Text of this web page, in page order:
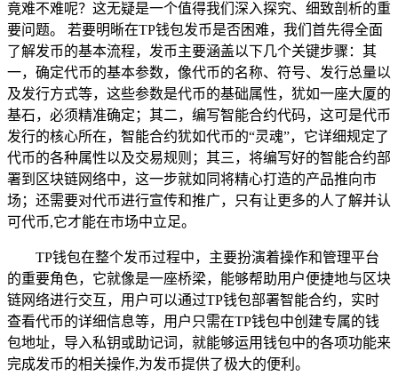
竟难不难呢？这无疑是一个值得我们深入探究、细致剖析的重
要问题。 若要明晰在TP钱包发币是否困难，我们首先得全面
了解发币的基本流程，发币主要涵盖以下几个关键步骤：其
一，确定代币的基本参数，像代币的名称、符号、发行总量以
及发行方式等，这些参数是代币的基础属性，犹如一座大厦的
基石，必须精准确定；其二，编写智能合约代码，这可是代币
发行的核心所在，智能合约犹如代币的“灵魂”，它详细规定了
代币的各种属性以及交易规则；其三，将编写好的智能合约部
署到区块链网络中，这一步就如同将精心打造的产品推向市
场；还需要对代币进行宣传和推广，只有让更多的人了解并认
可代币,它才能在市场中立足。
TP钱包在整个发币过程中，主要扮演着操作和管理平台
的重要角色，它就像是一座桥梁，能够帮助用户便捷地与区块
链网络进行交互，用户可以通过TP钱包部署智能合约，实时
查看代币的详细信息等，用户只需在TP钱包中创建专属的钱
包地址，导入私钥或助记词，就能够运用钱包中的各项功能来
完成发币的相关操作,为发币提供了极大的便利。